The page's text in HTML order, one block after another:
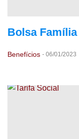
Bolsa
Benefícios - 06/01/2023